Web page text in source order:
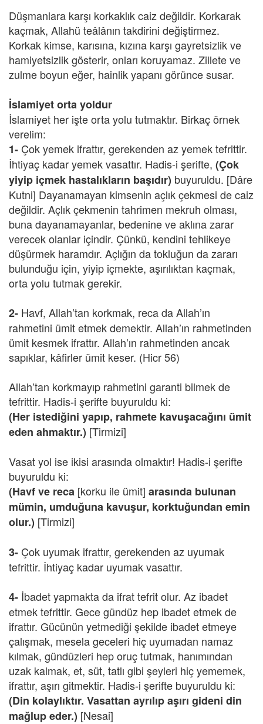
Düşmanlara karşı korkaklık caiz değildir. Korkarak
kaçmak, Allahü teâlânın takdirini değiştirmez.
Korkak kimse, karısına, kızına karşı gayretsizlik ve
hamiyetsizlik gösterir, onları koruyamaz. Zillete ve
zulme boyun eğer, hainlik yapanı görünce susar.
İslamiyet orta yoldur
İslamiyet her işte orta yolu tutmaktır. Birkaç örnek
verelim:
1- Çok yemek ifrattır, gerekenden az yemek tefrittir.
İhtiyaç kadar yemek vasattır. Hadis-i şerifte, (Çok
yiyip içmek hastalıkların başıdır) buyuruldu. [Dâre
Kutni] Dayanamayan kimsenin açlık çekmesi de caiz
değildir. Açlık çekmenin tahrimen mekruh olması,
buna dayanamayanlar, bedenine ve aklına zarar
verecek olanlar içindir. Çünkü, kendini tehlikeye
düşürmek haramdır. Açlığın da tokluğun da zararı
bulunduğu için, yiyip içmekte, aşırılıktan kaçmak,
orta yolu tutmak gerekir.
2- Havf, Allah’tan korkmak, reca da Allah’ın
rahmetini ümit etmek demektir. Allah’ın rahmetinden
ümit kesmek ifrattır. Allah’ın rahmetinden ancak
sapıklar, kâfirler ümit keser. (Hicr 56)
Allah’tan korkmayıp rahmetini garanti bilmek de
tefrittir. Hadis-i şerifte buyuruldu ki:
(Her istediğini yapıp, rahmete kavuşacağını ümit
eden ahmaktır.) [Tirmizi]
Vasat yol ise ikisi arasında olmaktır! Hadis-i şerifte
buyuruldu ki:
(Havf ve reca [korku ile ümit] arasında bulunan
mümin, umduğuna kavuşur, korktuğundan emin
olur.) [Tirmizi]
3- Çok uyumak ifrattır, gerekenden az uyumak
tefrittir. İhtiyaç kadar uyumak vasattır.
4- İbadet yapmakta da ifrat tefrit olur. Az ibadet
etmek tefrittir. Gece gündüz hep ibadet etmek de
ifrattır. Gücünün yetmediği şekilde ibadet etmeye
çalışmak, mesela geceleri hiç uyumadan namaz
kılmak, gündüzleri hep oruç tutmak, hanımından
uzak kalmak, et, süt, tatlı gibi şeyleri hiç yememek,
ifrattır, aşırı gitmektir. Hadis-i şerifte buyuruldu ki:
(Din kolaylıktır. Vasattan ayrılıp aşırı gideni din
mağlup eder.) [Nesai]